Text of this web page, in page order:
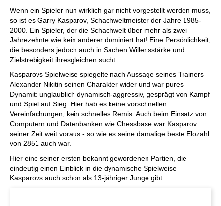
Wenn ein Spieler nun wirklich gar nicht vorgestellt werden muss,
so ist es Garry Kasparov, Schachweltmeister der Jahre 1985-
2000. Ein Spieler, der die Schachwelt über mehr als zwei
Jahrezehnte wie kein anderer dominiert hat! Eine Persönlichkeit,
die besonders jedoch auch in Sachen Willensstärke und
Zielstrebigkeit ihresgleichen sucht.
Kasparovs Spielweise spiegelte nach Aussage seines Trainers
Alexander Nikitin seinen Charakter wider und war pures
Dynamit: unglaublich dynamisch-aggressiv, gesprägt von Kampf
und Spiel auf Sieg. Hier hab es keine vorschnellen
Vereinfachungen, kein schnelles Remis. Auch beim Einsatz von
Computern und Datenbanken wie Chessbase war Kasparov
seiner Zeit weit voraus - so wie es seine damalige beste Elozahl
von 2851 auch war.
Hier eine seiner ersten bekannt gewordenen Partien, die
eindeutig einen Einblick in die dynamische Spielweise
Kasparovs auch schon als 13-jähriger Junge gibt: